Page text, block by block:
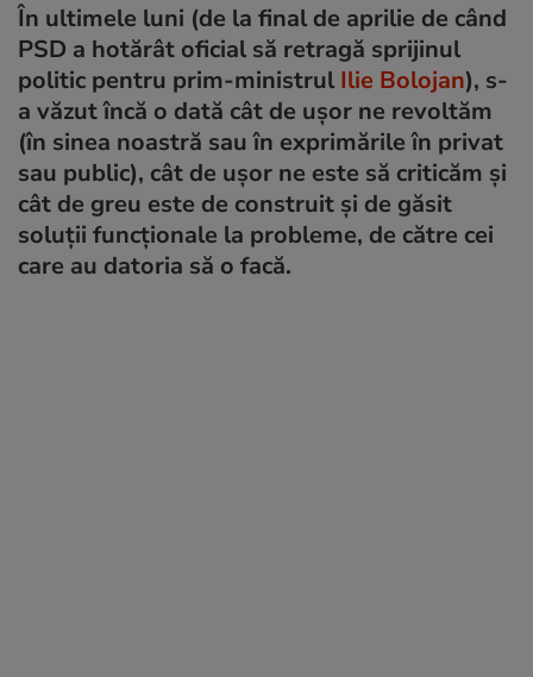
În ultimele luni (de la final de aprilie de când
PSD a hotărât oficial să retragă sprijinul
politic pentru prim-ministrul Ilie Bolojan), s-
a văzut încă o dată cât de ușor ne revoltăm
(în sinea noastră sau în exprimările în privat
sau public), cât de ușor ne este să criticăm și
cât de greu este de construit și de găsit
soluții funcționale la probleme, de către cei
care au datoria să o facă.